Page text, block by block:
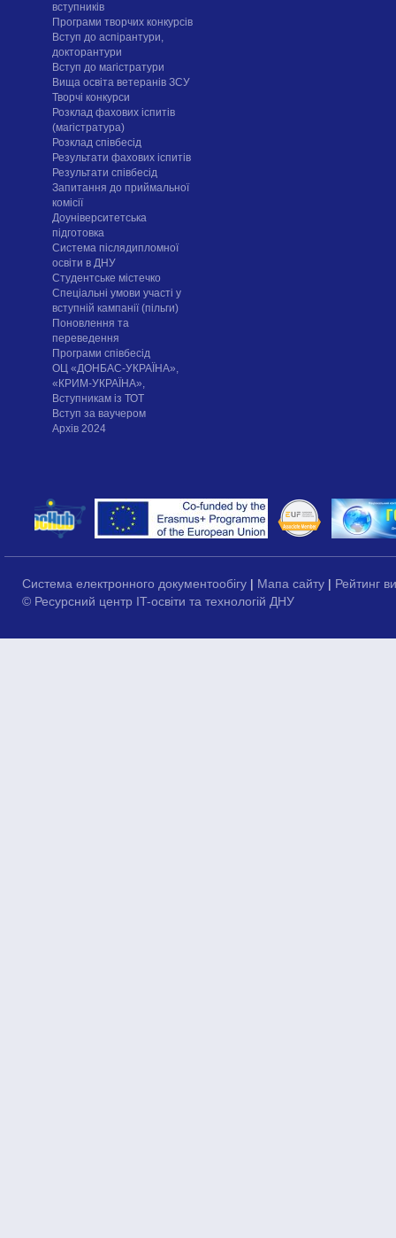
вступників
Програми творчих конкурсiв
Вступ до аспірантури,
докторантури
Вступ до магістратури
Вища освіта ветеранів ЗСУ
Творчі конкурси
Розклад фахових іспитів
(магістратура)
Розклад співбесід
Результати фахових іспитів
Результати співбесід
Запитання до приймальної
комісії
Доуніверситетська
підготовка
Система післядипломної
освіти в ДНУ
Cтудентське містечко
Спеціальні умови участі у
вступній кампанії (пільги)
Поновлення та
переведення
Програми співбесід
ОЦ «ДОНБАС-УКРАЇНА»,
«КРИМ-УКРАЇНА»,
Вступникам із ТОТ
Вступ за ваучером
Архів 2024
Система електронного документообігу | Мапа сайту | Рейтинг
© Ресурсний центр IT-освіти та технологій ДНУ